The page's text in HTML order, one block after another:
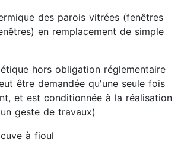
des parois vitrées (fenêtres
en remplacement de simple
hors obligation réglementaire
être demandée qu'une seule fois
et est conditionnée à la réalisation
geste de travaux)
à fioul